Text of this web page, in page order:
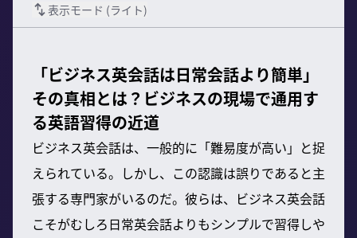
表示モード (ライト)
「ビジネス英会話は日常会話より簡単」
その真相とは？ビジネスの現場で通用す
る英語習得の近道
ビジネス英会話は、一般的に「難易度が高い」と捉
えられている。しかし、この認識は誤りであると主
張する専門家がいるのだ。彼らは、ビジネス英会話
こそがむしろ日常英会話よりもシンプルで習得しや